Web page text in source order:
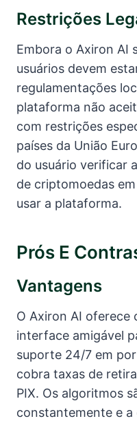
Restrições
Embora o Axiron AI
usuários devem
regulamentações
plataforma não
com restrições
países da União
do usuário verificar
de criptomoedas
usar a plataforma.
Prós E
Vantagens
O Axiron AI oferece
interface amigável
suporte 24/7 em
cobra taxas de
PIX. Os algoritmos
constantemente e a